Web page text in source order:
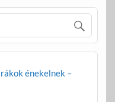
énekelnek –